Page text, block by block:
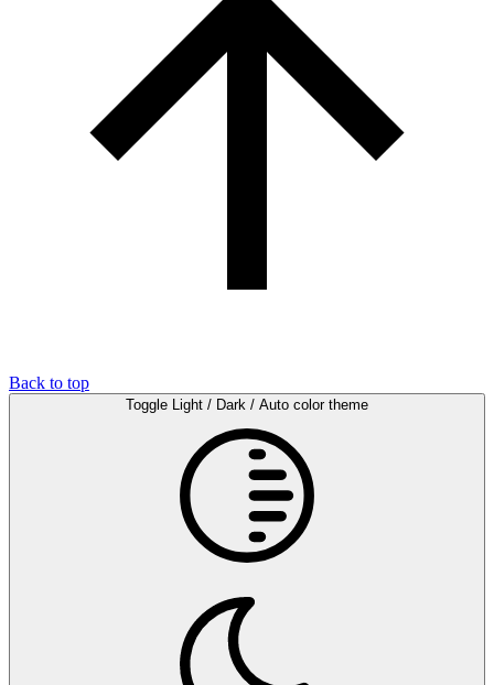
Back to top
Toggle Light / Dark / Auto color theme